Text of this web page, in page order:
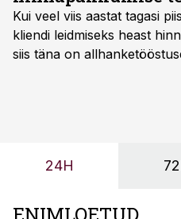
Kui veel viis aastat tagasi
kliendi leidmiseks heast
siis täna on
24H